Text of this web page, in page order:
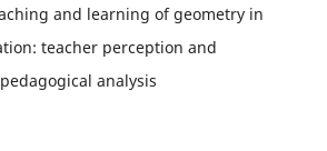
and learning of geometry in
teacher perception and
analysis